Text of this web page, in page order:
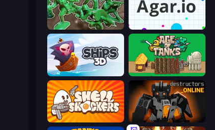
Soldiers - Capture and Control! Agar.io
Ships 3D Age of Tanks Warriors: TD War
Shell Shockers Destructors Online